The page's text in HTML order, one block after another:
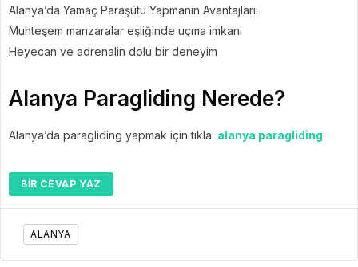
Alanya’da Yamaç Paraşütü Yapmanın Avantajları:
Muhteşem manzaralar eşliğinde uçma imkanı
Heyecan ve adrenalin dolu bir deneyim
Alanya Paragliding Nerede?
Alanya’da paragliding yapmak için tıkla: alanya paragliding
BIR CEVAP YAZ
ALANYA